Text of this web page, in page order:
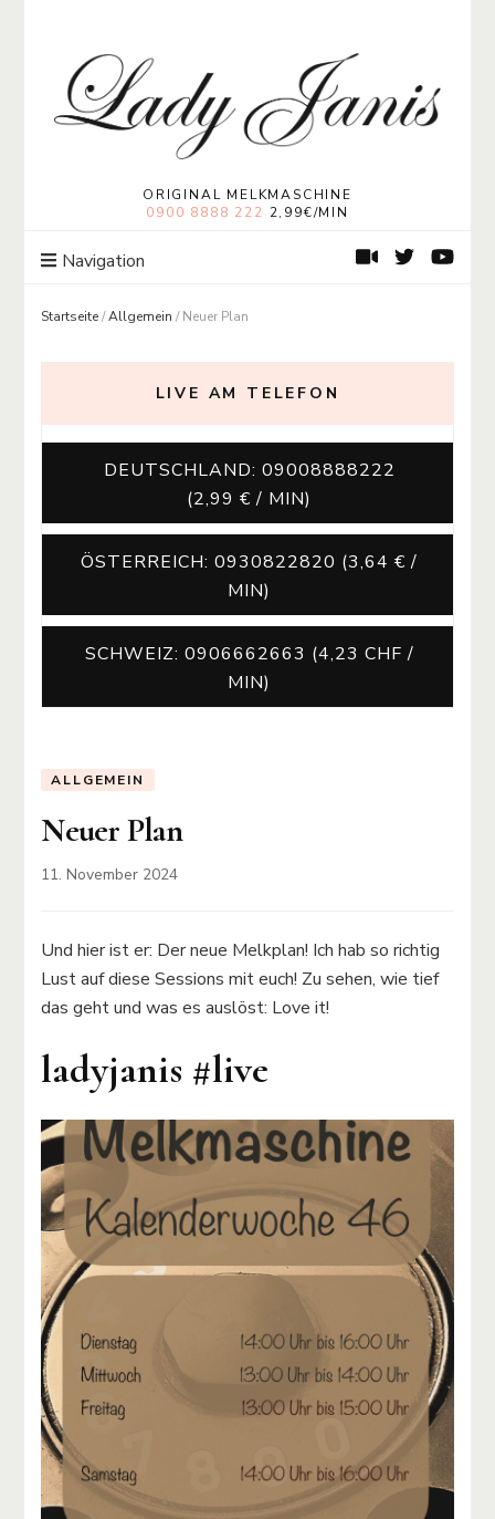
Lady Janis
ORIGINAL MELKMASCHINE
0900 8888 222 2,99€/MIN
Navigation
Startseite /Allgemein / Neuer Plan
LIVE AM TELEFON
DEUTSCHLAND: 09008888222
(2,99 € / MIN)
ÖSTERREICH: 0930822820 (3,64 € /
MIN)
SCHWEIZ: 0906662663 (4,23 CHF /
MIN)
ALLGEMEIN
Neuer Plan
11. November 2024
Und hier ist er: Der neue Melkplan! Ich hab so richtig
Lust auf diese Sessions mit euch! Zu sehen, wie tief
das geht und was es auslöst: Love it!
ladyjanis #live